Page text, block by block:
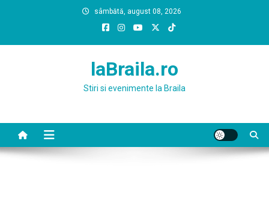
sâmbătă, august 08, 2026
laBraila.ro
Stiri si evenimente la Braila